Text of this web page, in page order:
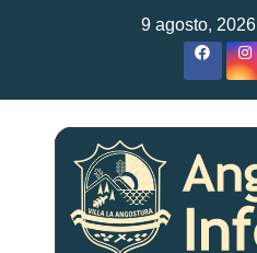
9 agosto, 2026